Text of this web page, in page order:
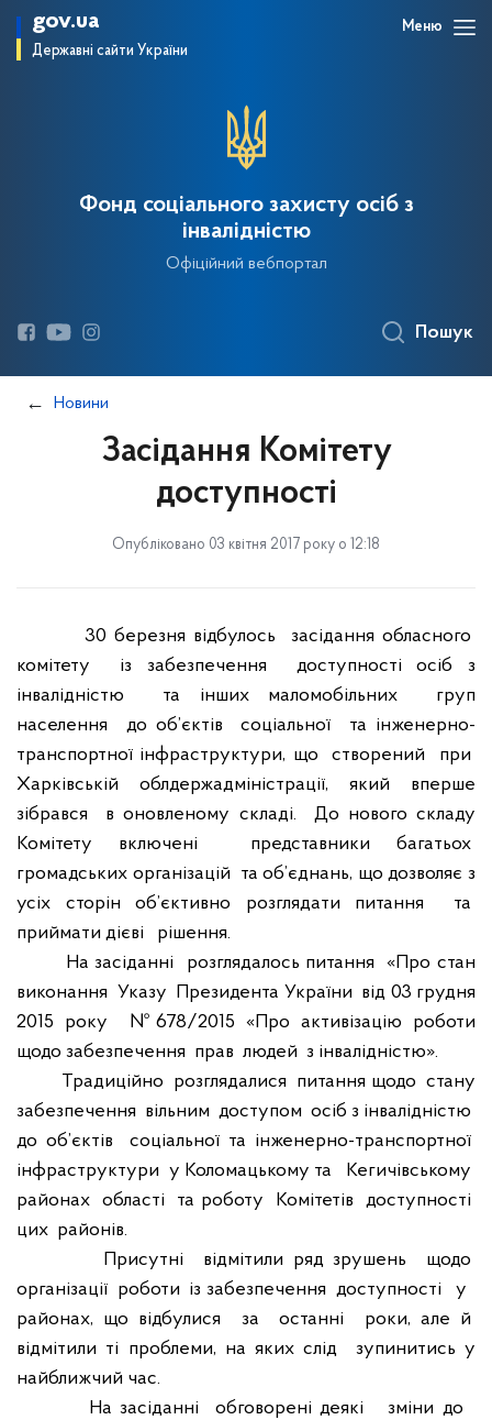
gov.ua
Державні сайти України
Меню
Фонд соціального захисту осіб з
інвалідністю
Офіційний вебпортал
Пошук
Новини
Засідання Комітету
доступності
Опубліковано 03 квітня 2017 року о 12:18
30 березня відбулось
засідання обласного
комітету
із забезпечення
доступності осіб з
інвалідністю
та інших маломобільних
груп
населення
до об’єктів соціальної
та інженерно-
транспортної інфраструктури, що
створений
при
Харківській облдержадміністрації, який вперше
зібрався
в оновленому складі.
До нового складу
Комітету включені
представники багатьох
громадських організацій та об’єднань, що дозволяє з
усіх сторін об’єктивно розглядати питання
та
приймати дієві
рішення.
На засіданні
розглядалось питання
«Про стан
виконання Указу Президента України від 03 грудня
2015 року
№678/2015 «Про активізацію роботи
щодо забезпечення прав людей з інвалідністю».
Традиційно розглядалися питання щодо стану
забезпечення вільним доступом осіб з інвалідністю
до об’єктів
соціальної та інженерно-транспортної
інфраструктури у Коломацькому та
Кегичівському
районах області та роботу Комітетів
доступності
цих районів.
Присутні
відмітили ряд зрушень
щодо
організації роботи із забезпечення доступності
у
районах, що відбулися
за останні
роки, але й
відмітили ті проблеми, на яких слід
зупинитись у
найближчий час.
На засіданні
обговорені деякі
зміни до